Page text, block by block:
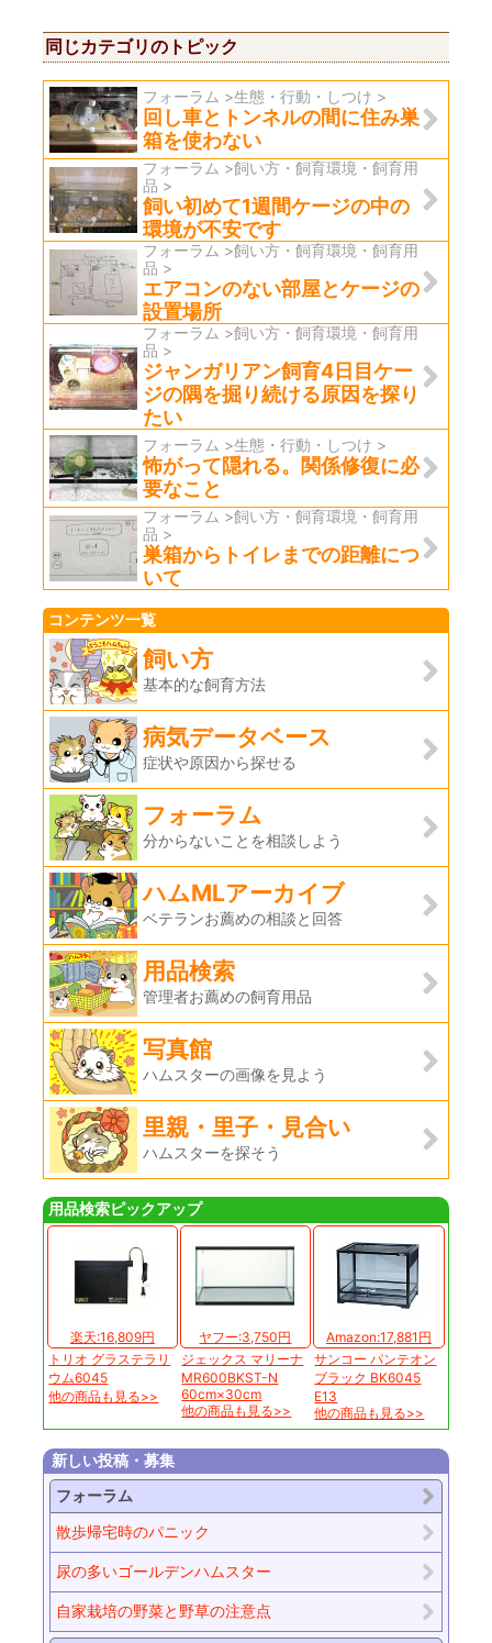
同じカテゴリのトピック
フォーラム >生態・行動・しつけ >
回し車とトンネルの間に住み巣
箱を使わない
フォーラム >飼い方・飼育環境・飼育用
品 >
飼い初めて1週間ケージの中の
環境が不安です
フォーラム >飼い方・飼育環境・飼育用
品 >
エアコンのない部屋とケージの
設置場所
フォーラム >飼い方・飼育環境・飼育用
品 >
ジャンガリアン飼育4日目ケー
ジの隅を掘り続ける原因を探り
たい
フォーラム >生態・行動・しつけ >
怖がって隠れる。関係修復に必
要なこと
フォーラム >飼い方・飼育環境・飼育用
品 >
巣箱からトイレまでの距離につ
いて
コンテンツ一覧
飼い方
基本的な飼育方法
病気データベース
症状や原因から探せる
フォーラム
分からないことを相談しよう
ハムMLアーカイブ
ベテランお薦めの相談と回答
用品検索
管理者お薦めの飼育用品
写真館
ハムスターの画像を見よう
里親・里子・見合い
ハムスターを探そう
用品検索ピックアップ
楽天:16,809円
トリオ グラステラリ
ウム6045
他の商品も見る>>
ヤフー:3,750円
ジェックス マリーナ
MR600BKST-N
60cm×30cm
他の商品も見る>>
Amazon:17,881円
サンコー パンテオン
ブラック BK6045
E13
他の商品も見る>>
新しい投稿・募集
フォーラム
散歩帰宅時のパニック
尿の多いゴールデンハムスター
自家栽培の野菜と野草の注意点